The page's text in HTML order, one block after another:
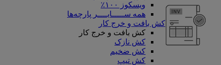
ویسکوز ۱۰۰٪
همه ســـــایــــر پارچه‌ها
کش بافت و خرج کار
کش بافت و خرج کار
کش نازک
کش ضخیم
کش تیپ